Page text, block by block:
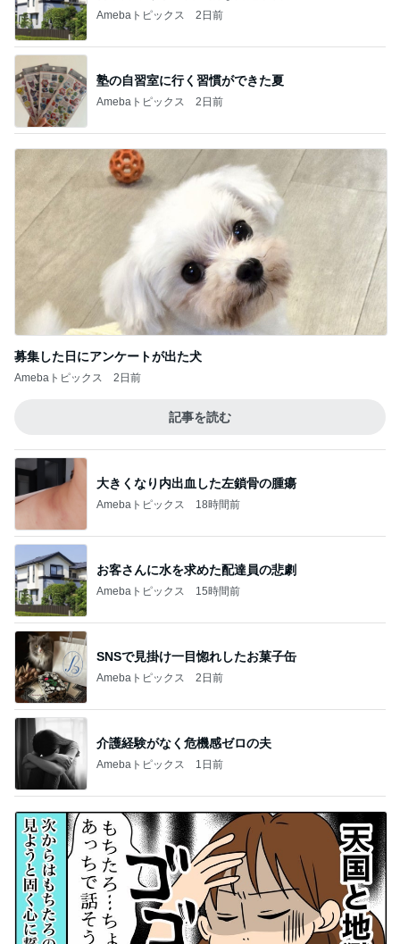
Amebaトピックス 2日前
塾の自習室に行く習慣ができた夏
Amebaトピックス 2日前
募集した日にアンケートが出た犬
Amebaトピックス 2日前
記事を読む
大きくなり内出血した左鎖骨の腫瘍
Amebaトピックス 18時間前
お客さんに水を求めた配達員の悲劇
Amebaトピックス 15時間前
SNSで見掛け一目惚れしたお菓子缶
Amebaトピックス 2日前
介護経験がなく危機感ゼロの夫
Amebaトピックス 1日前